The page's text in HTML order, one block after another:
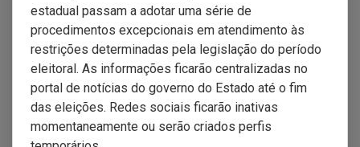
estadual passam a adotar uma série de
procedimentos excepcionais em atendimento às
restrições determinadas pela legislação do período
eleitoral. As informações ficarão centralizadas no
portal de notícias do governo do Estado até o fim
das eleições. Redes sociais ficarão inativas
momentaneamente ou serão criados perfis